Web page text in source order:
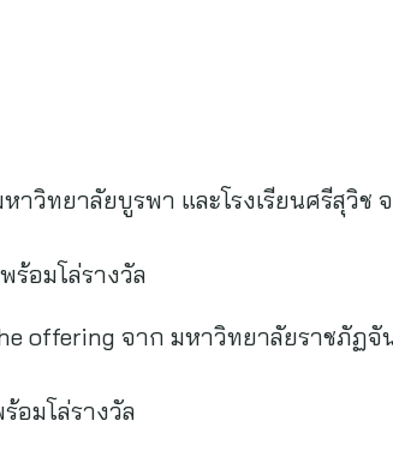
าวิทยาลัยบูรพา และโรงเรียนศรีสุวิช
อมโล่รางวัล
offering จาก มหาวิทยาลัยราชภัฏจั
มโล่รางวัล